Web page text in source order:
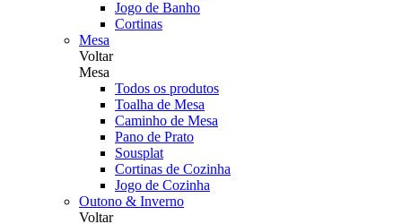
Jogo de Banho
Cortinas
Mesa
Voltar
Mesa
Todos os produtos
Toalha de Mesa
Caminho de Mesa
Pano de Prato
Sousplat
Cortinas de Cozinha
Jogo de Cozinha
Outono & Inverno
Voltar